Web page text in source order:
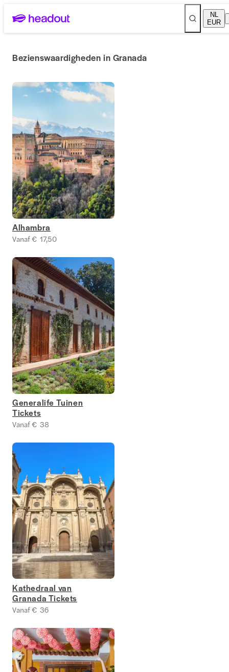
NL
EUR
Bezienswaardigheden in Granada
Alhambra
Vanaf € 17,50
Generalife Tuinen
Tickets
Vanaf € 38
Kathedraal van
Granada Tickets
Vanaf € 36